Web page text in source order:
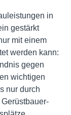
in
gestärkt
mit einem
werden kann:
gegen
wichtigen
nur durch